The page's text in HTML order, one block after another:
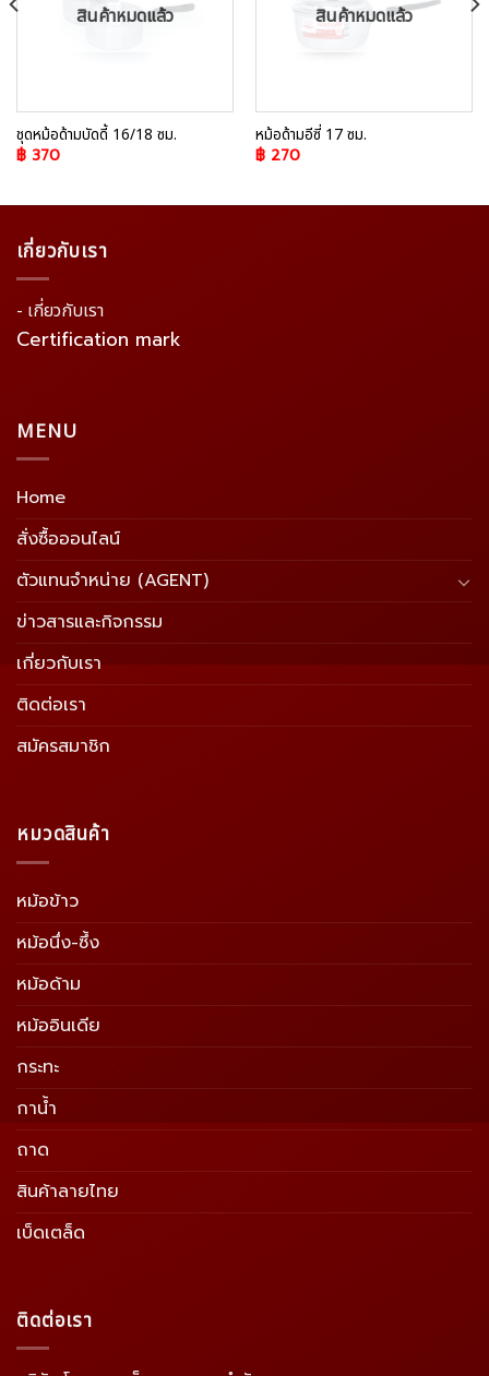
สินค้าหมดแล้ว
ชุดหม้อด้ามบัดดี้ 16/18 ซม.
฿370
สินค้าหมดแล้ว
หม้อด้ามอีซี่ 17 ซม.
฿270
เกี่ยวกับเรา
- เกี่ยวกับเรา
Certification mark
MENU
Home
สั่งซื้อออนไลน์
ตัวแทนจำหน่าย (AGENT)
ข่าวสารและกิจกรรม
เกี่ยวกับเรา
ติดต่อเรา
สมัครสมาชิก
หมวดสินค้า
หม้อข้าว
หม้อนึ่ง-ซึ้ง
หม้อด้าม
หม้ออินเดีย
กระทะ
กาน้ำ
ถาด
สินค้าลายไทย
เบ็ดเตล็ด
ติดต่อเรา